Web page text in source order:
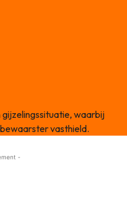
waarbij
vasthield.
-